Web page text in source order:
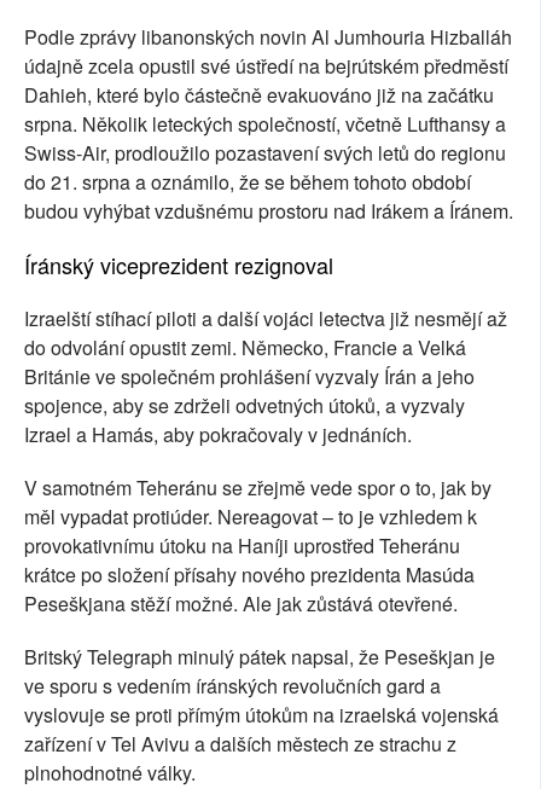
Podle zprávy libanonských novin Al Jumhouria Hizballáh
údajně zcela opustil své ústředí na bejrútském předměstí
Dahieh, které bylo částečně evakuováno již na začátku
srpna. Několik leteckých společností, včetně Lufthansy a
Swiss-Air, prodloužilo pozastavení svých letů do regionu
do 21. srpna a oznámilo, že se během tohoto období
budou vyhýbat vzdušnému prostoru nad Irákem a Íránem.
Íránský viceprezident rezignoval
Izraelští stíhací piloti a další vojáci letectva již nesmějí až
do odvolání opustit zemi. Německo, Francie a Velká
Británie ve společném prohlášení vyzvaly Írán a jeho
spojence, aby se zdrželi odvetných útoků, a vyzvaly
Izrael a Hamás, aby pokračovaly v jednáních.
V samotném Teheránu se zřejmě vede spor o to, jak by
měl vypadat protiúder. Nereagovat – to je vzhledem k
provokativnímu útoku na Haníji uprostřed Teheránu
krátce po složení přísahy nového prezidenta Masúda
Peseškjana stěží možné. Ale jak zůstává otevřené.
Britský Telegraph minulý pátek napsal, že Peseškjan je
ve sporu s vedením íránských revolučních gard a
vyslovuje se proti přímým útokům na izraelská vojenská
zařízení v Tel Avivu a dalších městech ze strachu z
plnohodnotné války.